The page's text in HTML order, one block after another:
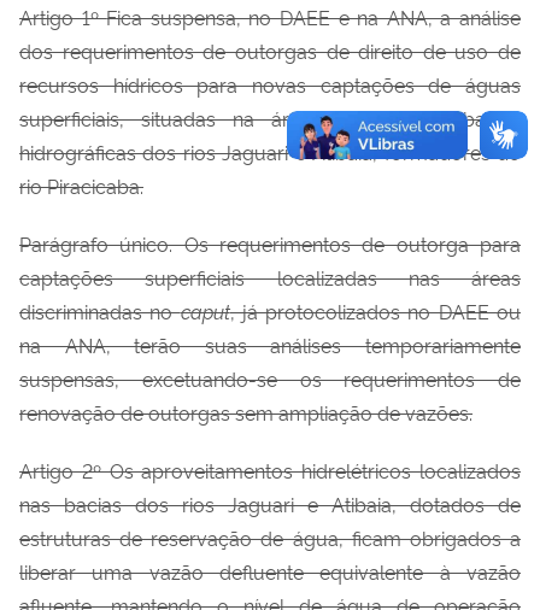
Artigo 1ºFica suspensa, no DAEE e na ANA, a análise
dos requerimentos de outorgas de direito de uso de
recursos hídricos para novas captações de águas
superficiais, situadas na área paulista das bacias
hidrográficas dos rios Jaguari e Atibaia, formadores do
rio Piracicaba.
Parágrafo único. Os requerimentos de outorga para
captações superficiais localizadas nas áreas
discriminadas nocaput, já protocolizados no DAEE ou
na ANA, terão suas análises temporariamente
suspensas, excetuando-se os requerimentos de
renovação de outorgas sem ampliação de vazões.
Artigo 2º Os aproveitamentos hidrelétricos localizados
nas bacias dos rios Jaguari e Atibaia, dotados de
estruturas de reservação de água, ficam obrigados a
liberar uma vazão defluente equivalente à vazão